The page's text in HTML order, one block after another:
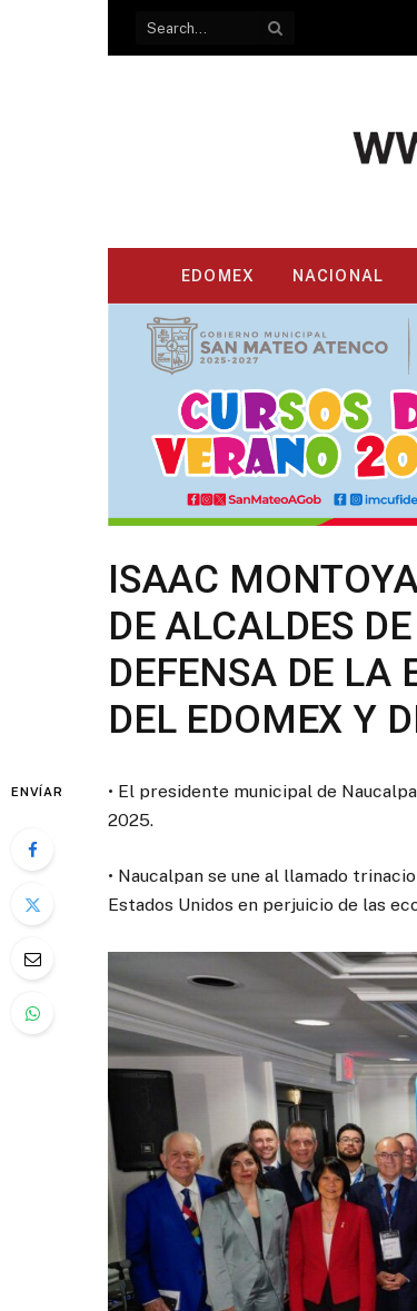
EDOMEX NACIONAL
ISAAC
DE ALCALDES
DEFENSA DE LA
DEL EDOMEX Y
ENVÍAR
• El presidente municipal de
2025.
• Naucalpan se une al llamado
Estados Unidos en perjuicio de las